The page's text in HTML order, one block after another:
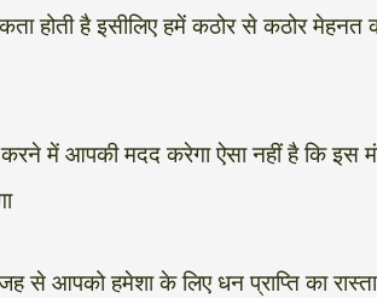
होती है इसीलिए हमें कठोर से कठोर मेहनत
में आपकी मदद करेगा ऐसा नहीं है कि इस
से आपको हमेशा के लिए धन प्राप्ति का